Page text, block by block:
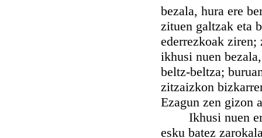
bezala, hura ere
zituen galtzak eta
ederrezkoak ziren;
ikhusi nuen
beltz-beltza;
zitzaizkon
Ezagun zen gizon
Ikhusi nuen
esku batez